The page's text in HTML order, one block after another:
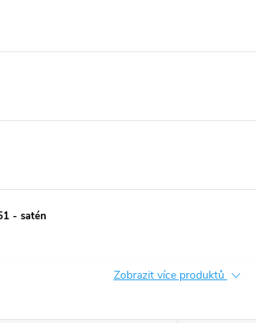
- satén
Zobrazit více produktů